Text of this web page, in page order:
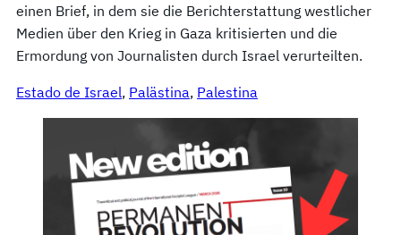
einen Brief, in dem sie die Berichterstattung westlicher
Medien über den Krieg in Gaza kritisierten und die
Ermordung von Journalisten durch Israel verurteilten.
Estado de Israel, Palästina, Palestina